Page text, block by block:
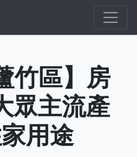
竹區】房
眾主流產
用途